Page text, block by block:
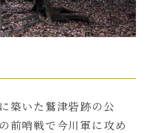
築いた鷲津砦跡の公
前哨戦で今川軍に攻め